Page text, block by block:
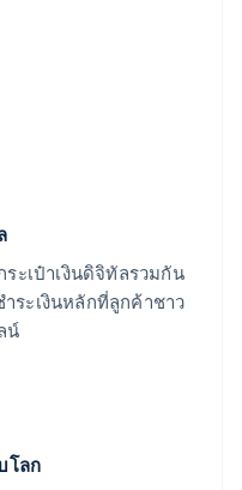
ระเป๋าเงินดิจิทัลรวมกัน
ระเงินหลักที่ลูกค้าชาว
น์
โลก